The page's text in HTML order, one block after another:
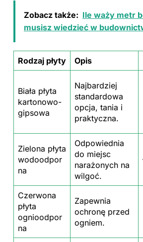
Zobacz także: Ile waży metr
musisz wiedzieć w
Rodzaj płyty Opis
Biała płyta
kartonowo-
gipsowa
Najbardziej
standardowa
opcja, tania i
praktyczna.
Zielona płyta
wodoodpor
na
Odpowiednia
do miejsc
narażonych na
wilgoć.
Czerwona
płyta
ognioodpor
na
Zapewnia
ochronę przed
ogniem.